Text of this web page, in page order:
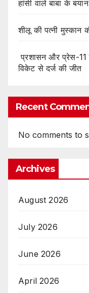
हांसी वाले बाबा के
शीलू की पत्नी मुस्कान
प्रशासन और प्रेस-11
विकेट से दर्ज की जीत
Recent
No comments to
Archives
August 2026
July 2026
June 2026
April 2026